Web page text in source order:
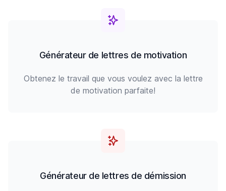
Générateur de lettres de motivation
Obtenez le travail que vous voulez avec la lettre
de motivation parfaite!
Générateur de lettres de démission